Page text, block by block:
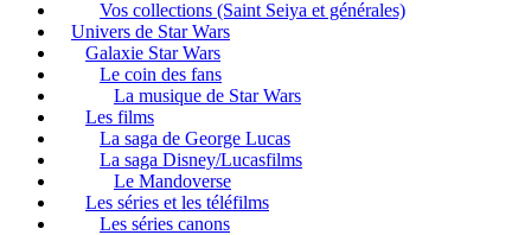
Vos collections (Saint Seiya et générales)
Univers de Star Wars
Galaxie Star Wars
Le coin des fans
La musique de Star Wars
Les films
La saga de George Lucas
La saga Disney/Lucasfilms
Le Mandoverse
Les séries et les téléfilms
Les séries canons